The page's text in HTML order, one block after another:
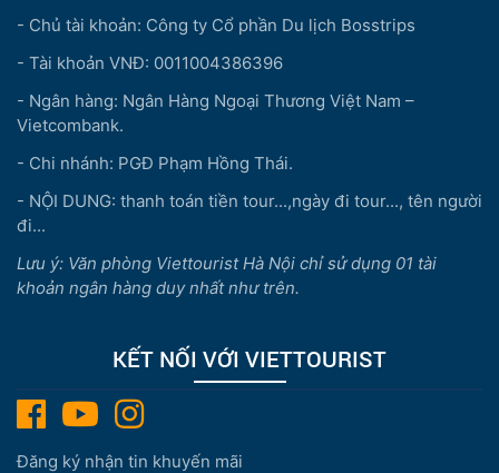
- Chủ tài khoản: Công ty Cổ phần Du lịch Bosstrips
- Tài khoản VNĐ: 0011004386396
- Ngân hàng: Ngân Hàng Ngoại Thương Việt Nam –
Vietcombank.
- Chi nhánh: PGĐ Phạm Hồng Thái.
- NỘI DUNG: thanh toán tiền tour...,ngày đi tour..., tên người
đi...
Lưu ý: Văn phòng Viettourist Hà Nội chỉ sử dụng 01 tài
khoản ngân hàng duy nhất như trên.
KẾT NỐI VỚI VIETTOURIST
Đăng ký nhận tin khuyến mãi